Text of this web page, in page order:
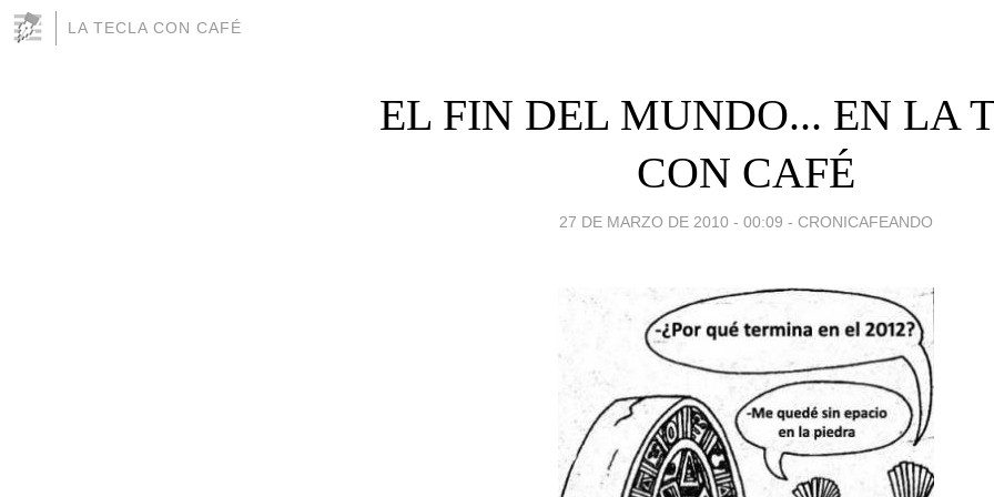
LA TECLA CON CAFÉ
EL FIN DEL MUNDO... EN LA
CON CAFÉ
27 DE MARZO DE 2010 - 00:09 - CRONICAFEANDO